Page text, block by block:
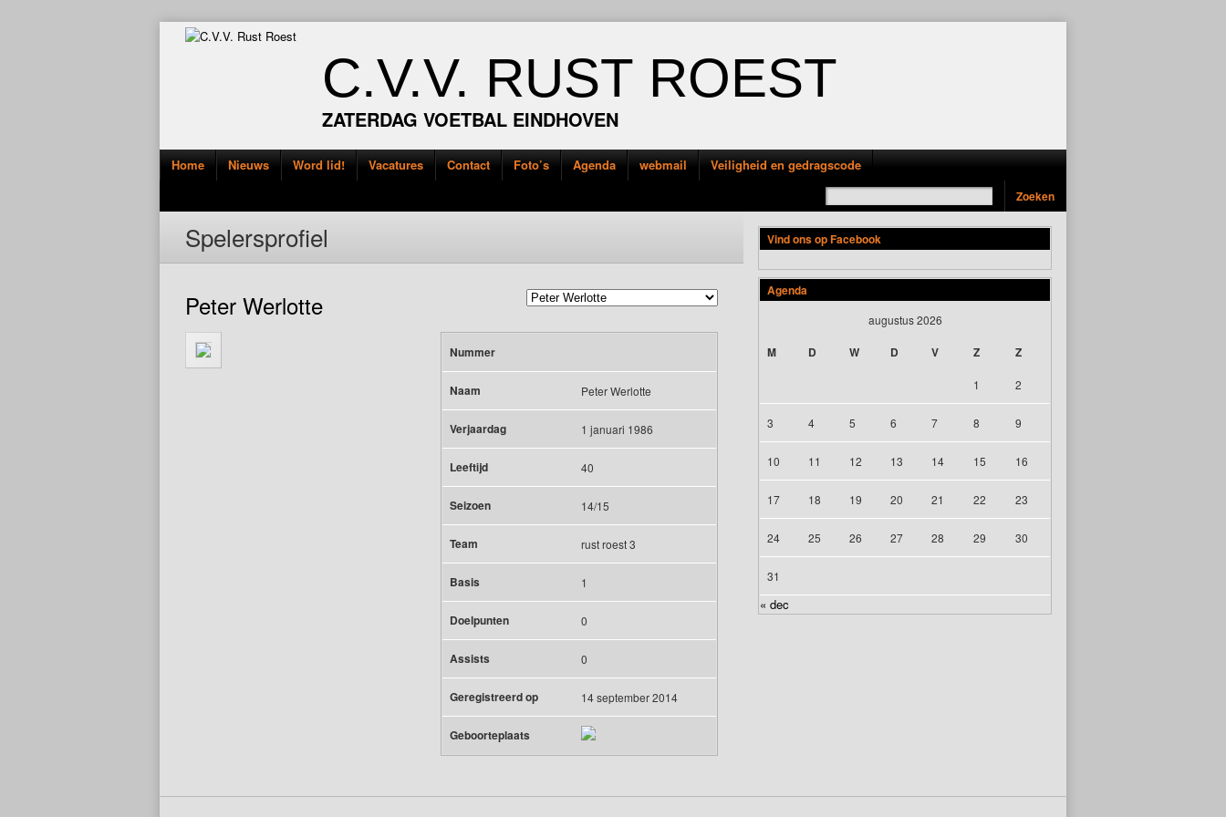
C.V.V. RUST ROEST
ZATERDAG VOETBAL EINDHOVEN
Home Nieuws Word lid! Vacatures Contact Foto’s Agenda webmail Veiligheid en gedragscode
Spelersprofiel
Peter Werlotte
Nummer
Naam Peter Werlotte
Verjaardag 1 januari 1986
Leeftijd 40
Seizoen 14/15
Team rust roest 3
Basis 1
Doelpunten 0
Assists 0
Geregistreerd op 14 september 2014
Geboorteplaats
Vind ons op Facebook
Agenda
augustus 2026
M D W D V Z Z
1 2
3 4 5 6 7 8 9
10 11 12 13 14 15 16
17 18 19 20 21 22 23
24 25 26 27 28 29 30
31
« dec